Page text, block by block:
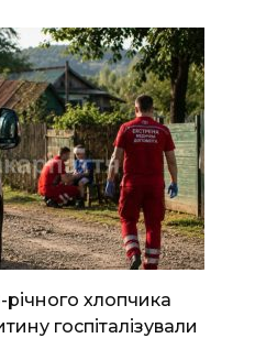
хлопчика
госпіталізували